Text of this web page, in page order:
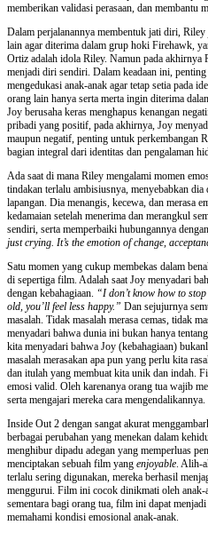
memberikan validasi perasaan, dan membantu
Dalam perjalanannya membentuk jati diri,
lain agar diterima dalam grup hoki Firehawk,
Ortiz adalah idola Riley. Namun pada
menjadi diri sendiri. Dalam keadaan ini,
mengedukasi anak-anak agar tetap setia pada
orang lain hanya serta merta ingin diterima
Joy berusaha keras menghapus kenangan
pribadi yang positif, pada akhirnya, Joy
maupun negatif, penting untuk perkembangan
bagian integral dari identitas dan pengalaman
Ada saat di mana Riley mengalami momen
tindakan terlalu ambisiusnya, menyebabkan
lapangan. Dia menangis, kecewa, dan merasa
kedamaian setelah menerima dan merangkul
sendiri, serta memperbaiki hubungannya
just crying. It’s the emotion of change,
Satu momen yang cukup membekas dalam
di sepertiga film. Adalah saat Joy menyadari
dengan kebahagiaan. “I don’t know how to
old, you’ll feel less happy.” Dan sejujurnya
masalah. Tidak masalah merasa cemas, tidak
menyadari bahwa dunia ini bukan hanya
kita menyadari bahwa Joy (kebahagiaan)
masalah merasakan apa pun yang perlu kita
dan itulah yang membuat kita unik dan indah.
emosi valid. Oleh karenanya orang tua wajib
serta mengajari mereka cara mengendalikannya.
Inside Out 2 dengan sangat akurat
berbagai perubahan yang menekan dalam
menghibur dipadu adegan yang memperluas
menciptakan sebuah film yang enjoyable . Alih-
terlalu sering digunakan, mereka berhasil
menggurui. Film ini cocok dinikmati oleh anak-
sementara bagi orang tua, film ini dapat
memahami kondisi emosional anak-anak.